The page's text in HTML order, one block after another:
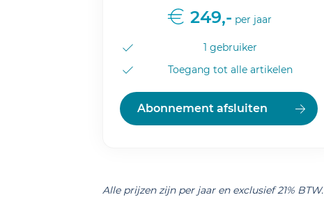
249,- per jaar
1 gebruiker
Toegang tot alle artikelen
Abonnement afsluiten
Alle prijzen zijn per jaar en exclusief 21% BTW.